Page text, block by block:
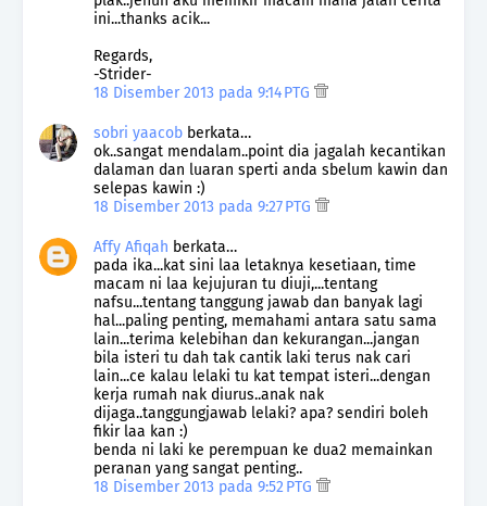
ini...thanks acik...
Regards,
-Strider-
18 Disember 2013 pada 9:14 PTG
sobri yaacob berkata…
ok..sangat mendalam..point dia jagalah kecantikan
dalaman dan luaran sperti anda sbelum kawin dan
selepas kawin :)
18 Disember 2013 pada 9:27 PTG
Affy Afiqah berkata…
pada ika...kat sini laa letaknya kesetiaan, time
macam ni laa kejujuran tu diuji,...tentang
nafsu...tentang tanggung jawab dan banyak lagi
hal...paling penting, memahami antara satu sama
lain...terima kelebihan dan kekurangan...jangan
bila isteri tu dah tak cantik laki terus nak cari
lain...ce kalau lelaki tu kat tempat isteri...dengan
kerja rumah nak diurus..anak nak
dijaga..tanggungjawab lelaki? apa? sendiri boleh
fikir laa kan :)
benda ni laki ke perempuan ke dua2 memainkan
peranan yang sangat penting..
18 Disember 2013 pada 9:52 PTG